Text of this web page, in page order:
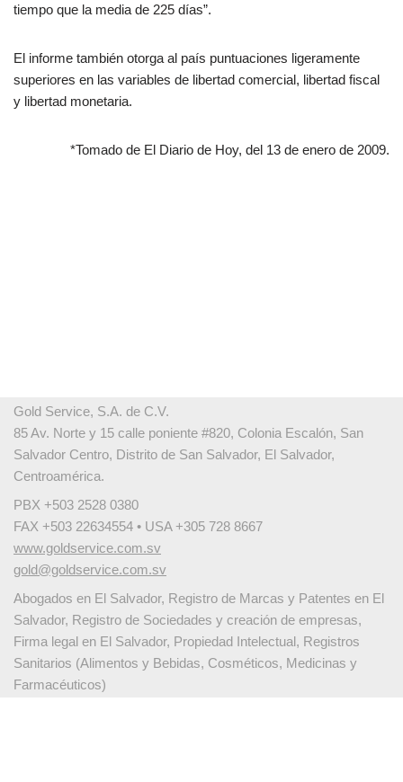
tiempo que la media de 225 días”.
El informe también otorga al país puntuaciones ligeramente
superiores en las variables de libertad comercial, libertad fiscal
y libertad monetaria.
*Tomado de El Diario de Hoy, del 13 de enero de 2009.
Gold Service, S.A. de C.V.
85 Av. Norte y 15 calle poniente #820, Colonia Escalón, San
Salvador Centro, Distrito de San Salvador, El Salvador,
Centroamérica.
PBX +503 2528 0380
FAX +503 22634554 • USA +305 728 8667
www.goldservice.com.sv
gold@goldservice.com.sv
Abogados en El Salvador, Registro de Marcas y Patentes en El
Salvador, Registro de Sociedades y creación de empresas,
Firma legal en El Salvador, Propiedad Intelectual, Registros
Sanitarios (Alimentos y Bebidas, Cosméticos, Medicinas y
Farmacéuticos)